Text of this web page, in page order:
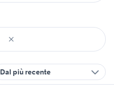
Dal più recente